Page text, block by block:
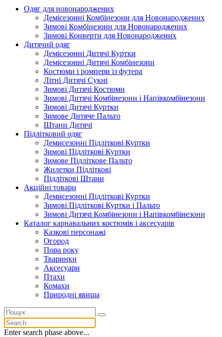
Одяг для новонароджених
Демісезонні Комбінезони для Новонароджених
Зимові Комбінезони для Новонароджених
Зимові Конверти для Новонароджених
Дитячий одяг
Демісезонні Дитячі Куртки
Демісезонні Дитячі Комбінезони
Костюми і ромпери із футера
Літні Дитячі Сукні
Зимові Дитячі Костюми
Зимові Дитячі Комбінезони і Напівкомбінезони
Зимові Дитячі Куртки
Зимове Дитяче Пальто
Штани Дитячі
Підлітковий одяг
Демисезонні Підліткові Куртки
Зимові Підліткові Куртки
Зимове Підліткове Пальто
Жилетки Підліткові
Підліткові Штани
Акційні товари
Демисезонні Підліткові Куртки
Зимові Підліткові Куртки і Пальто
Зимові Дитячі Комбінезони і Напівкомбінезони
Каталог карнавальних костюмів і аксесуарів
Казкові персонажі
Огород
Пора року
Тваринки
Аксесуари
Птахи
Комахи
Природні явища
Enter search phase above...